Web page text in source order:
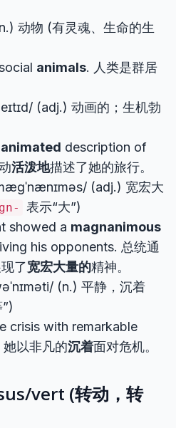
动物 (有灵魂、生命的生
animals. 人类是群居
(adj.) 动画的；生机勃
animated description of
活泼地描述了她的旅行。
(adj.) 宽宏大
表示“大”)
showed a magnanimous
his opponents. 总统通
了宽宏大量的精神。
(n.) 平静，沉着
crisis with remarkable
她以非凡的沉着面对危机。
vert (转动，转